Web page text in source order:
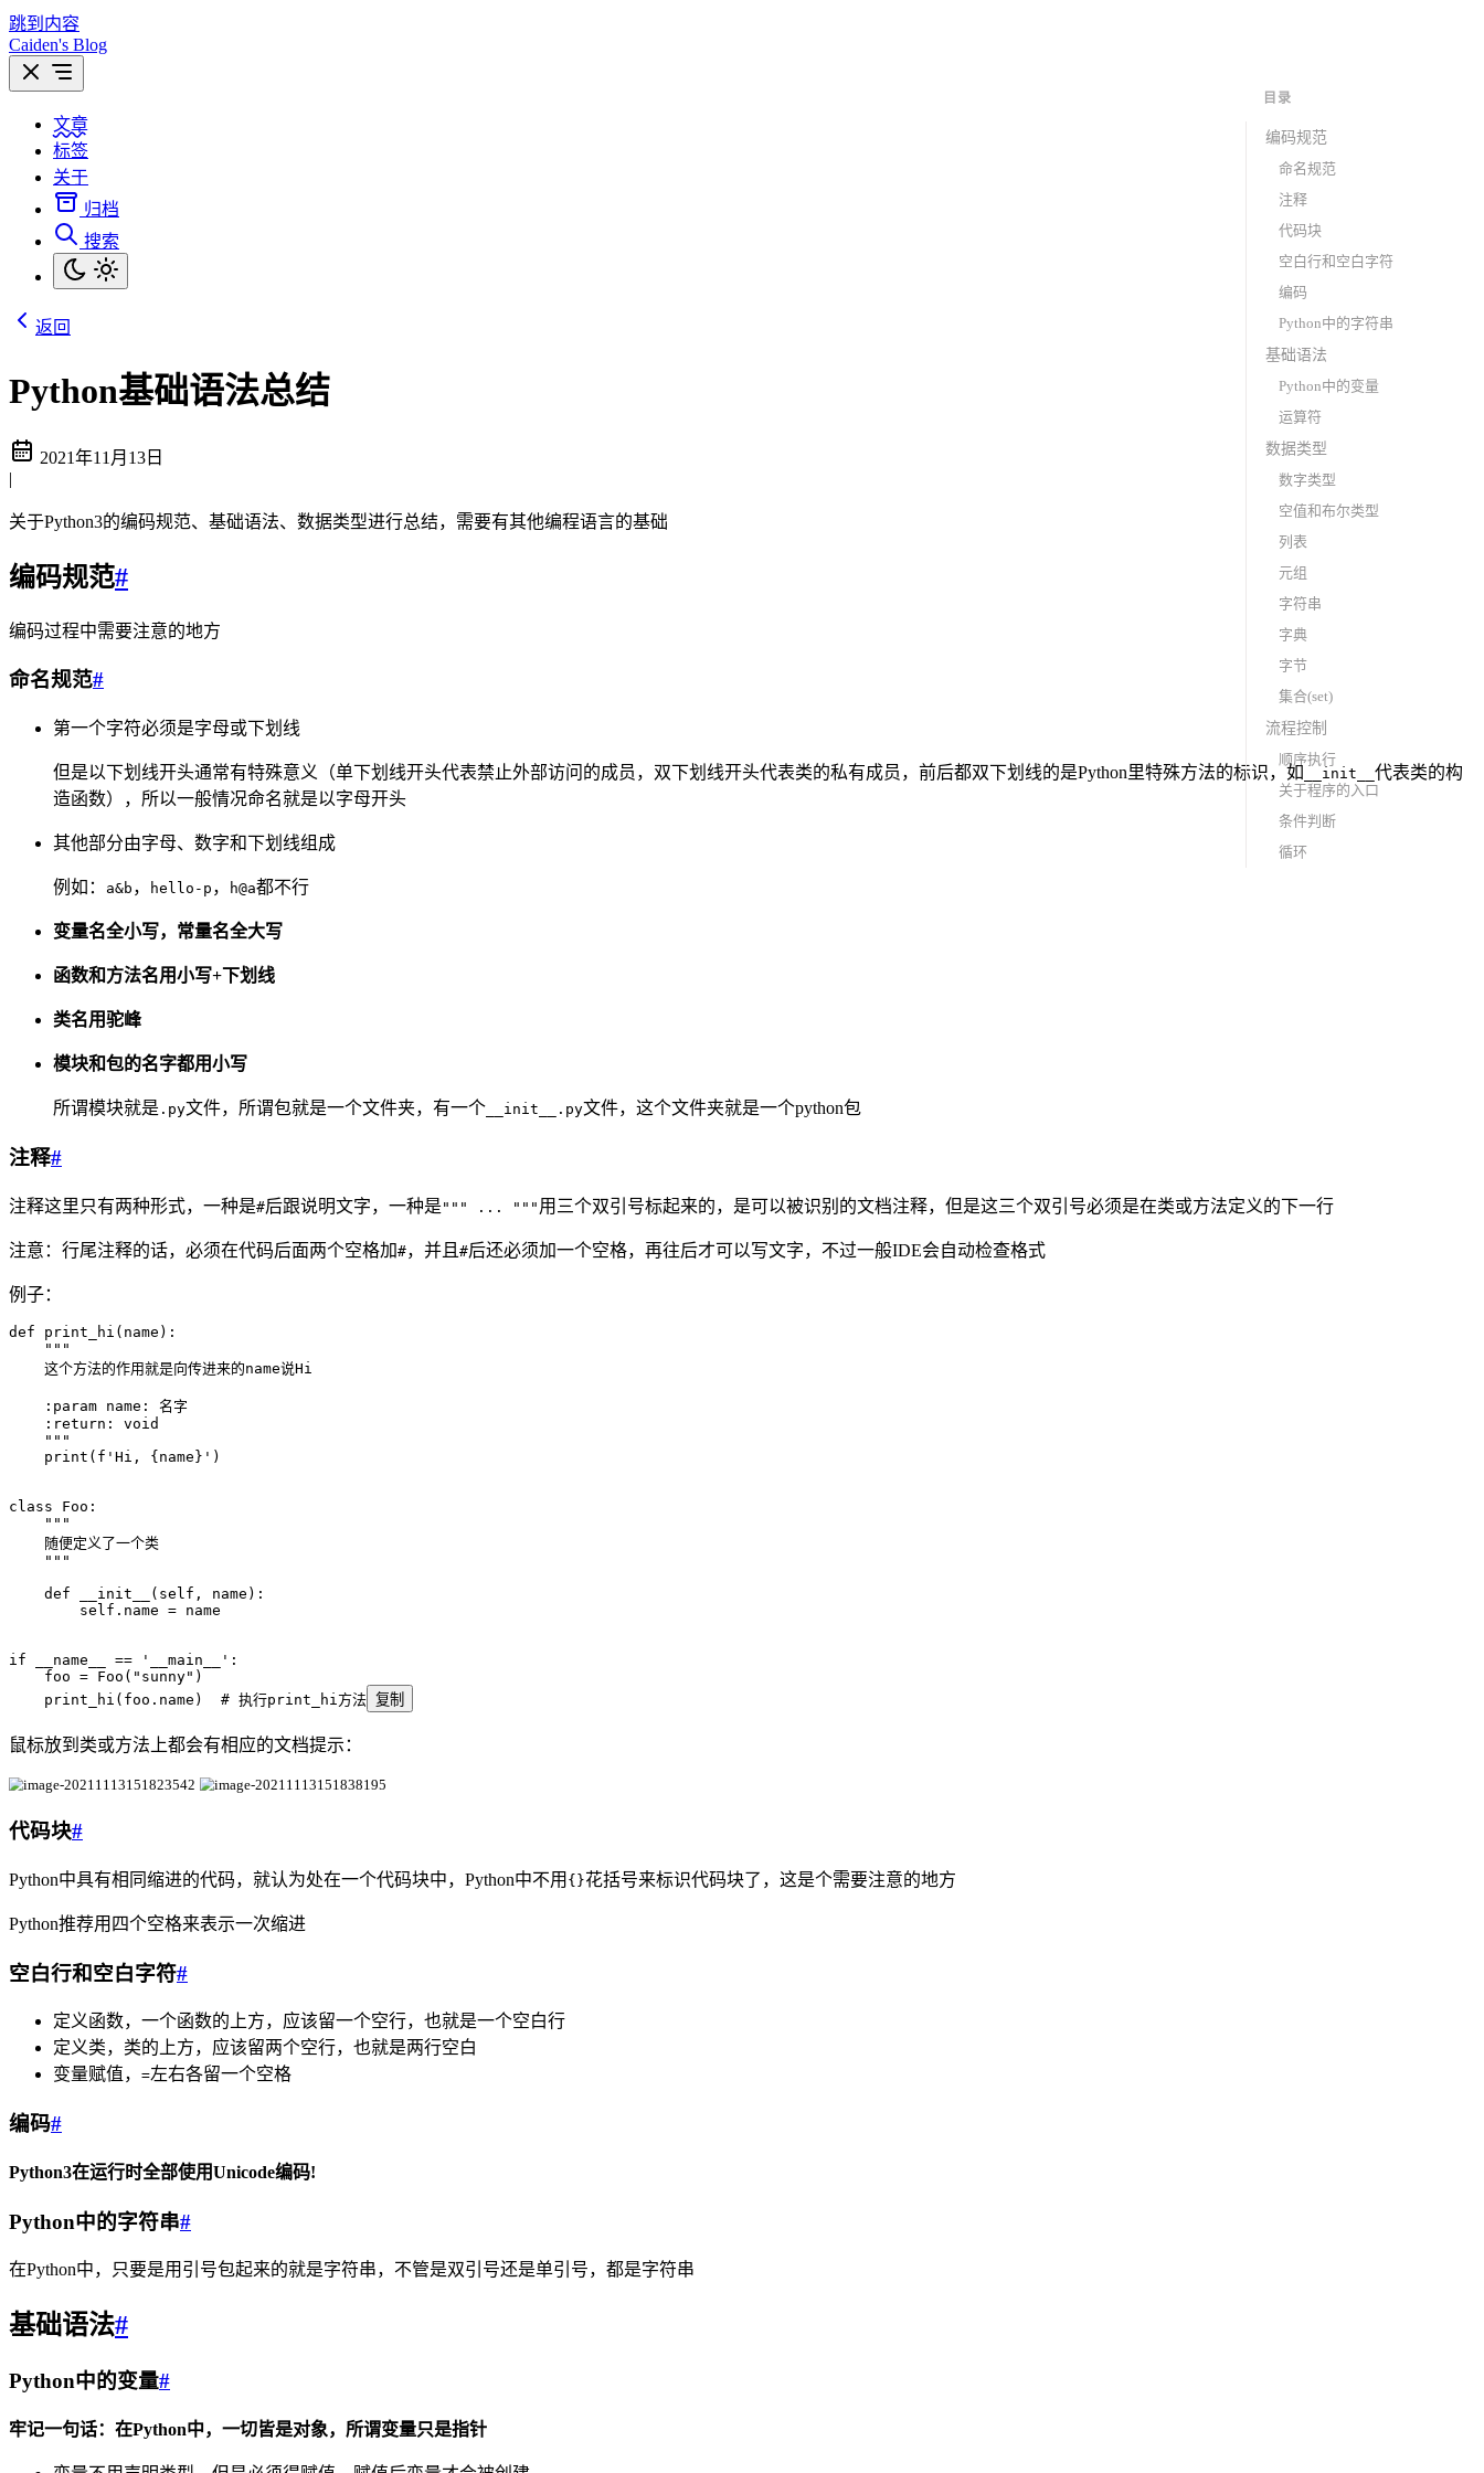
跳到内容
Caiden's Blog
文章
标签
关于
归档
搜索
返回
Python基础语法总结
2021年11月13日
|
目录
编码规范
命名规范
注释
代码块
空白行和空白字符
编码
Python中的字符串
基础语法
Python中的变量
运算符
数据类型
数字类型
空值和布尔类型
列表
元组
字符串
字典
字节
集合(set)
流程控制
顺序执行
关于程序的入口
条件判断
循环
关于Python3的编码规范、基础语法、数据类型进行总结，需要有其他编程语言的基础
编码规范#
编码过程中需要注意的地方
命名规范#
第一个字符必须是字母或下划线
但是以下划线开头通常有特殊意义（单下划线开头代表禁止外部访问的成员，双下划线开头代表类的私有成员，前后都双下划线的是Python里特殊方法的标识，如 __init__ 代表类的构
造函数），所以一般情况命名就是以字母开头
其他部分由字母、数字和下划线组成
例如： a&b ， hello-p ， h@a都不行
变量名全小写，常量名全大写
函数和方法名用小写+下划线
类名用驼峰
模块和包的名字都用小写
所谓模块就是 .py文件，所谓包就是一个文件夹，有一个 __init__.py文件，这个文件夹就是一个python包
注释#
注释这里只有两种形式，一种是#后跟说明文字，一种是 """ ... """ 用三个双引号标起来的，是可以被识别的文档注释，但是这三个双引号必须是在类或方法定义的下一行
注意：行尾注释的话，必须在代码后面两个空格加#，并且 #后还必须加一个空格，再往后才可以写文字，不过一般IDE会自动检查格式
例子：
def print_hi ( name ) :
    """
    这个方法的作用就是向传进来的name说Hi
    :param name: 名字
    :return: void
    """
    print
( f 'Hi, {name} ' )
class Foo :
    """
    随便定义了一个类
    """
    def
__init__ ( self , name ) :
        self
. name = name
if __name__ == ' __main__ ' :
    foo
= Foo ( " sunny" )
    print_hi
( foo.name )
  # 执行print_hi方法
复制
鼠标放到类或方法上都会有相应的文档提示：
代码块#
Python中具有相同缩进的代码，就认为处在一个代码块中，Python中不用 {}花括号来标识代码块了，这是个需要注意的地方
Python推荐用四个空格来表示一次缩进
空白行和空白字符#
定义函数，一个函数的上方，应该留一个空行，也就是一个空白行
定义类，类的上方，应该留两个空行，也就是两行空白
变量赋值， =左右各留一个空格
编码#
Python3在运行时全部使用Unicode编码!
Python中的字符串#
在Python中，只要是用引号包起来的就是字符串，不管是双引号还是单引号，都是字符串
基础语法#
Python中的变量#
牢记一句话：在Python中，一切皆是对象，所谓变量只是指针